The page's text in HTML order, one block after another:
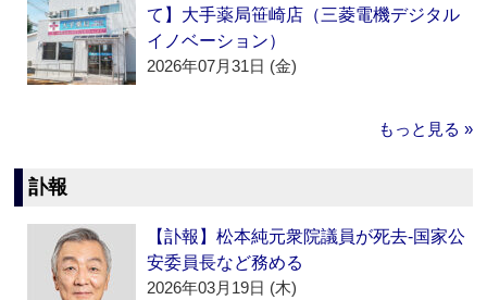
て】大手薬局笹崎店（三菱電機デジタル
イノベーション）
2026年07月31日 (金)
もっと見る »
訃報
【訃報】松本純元衆院議員が死去‐国家公
安委員長など務める
2026年03月19日 (木)